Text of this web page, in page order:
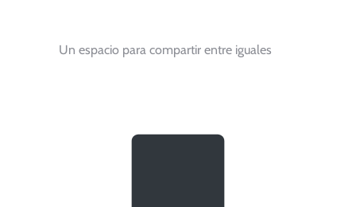
Un espacio para compartir entre iguales